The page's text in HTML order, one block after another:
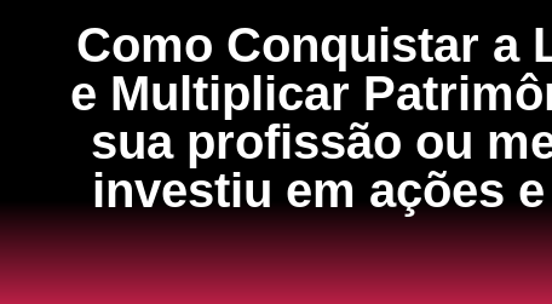
Como Conquistar a
e Multiplicar
sua profissão ou
investiu em ações